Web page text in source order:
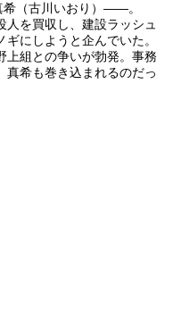
希（古川いおり）――。
人を買収し、建設ラッシュ
にしようと企んでいた。
上組との争いが勃発。事務
真希も巻き込まれるのだっ